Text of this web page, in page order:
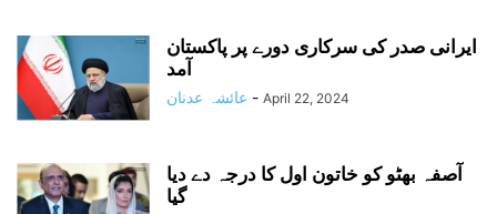
ایرانی صدر کی سرکاری دورے پر پاکستان
آمد
عائشہ عدنان - April 22, 2024
آصفہ بھٹو کو خاتون اول کا درجہ دے دیا
گیا